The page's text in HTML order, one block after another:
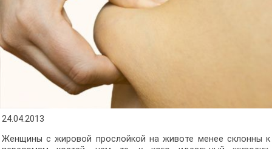
24.04.2013
Женщины с жировой прослойкой на животе менее склонны к